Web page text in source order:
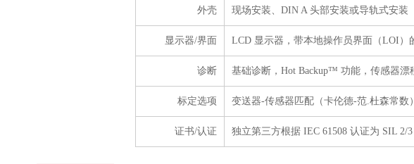
外壳 现场安装、DIN A 头部安装或导轨式安装
显示器/界面 LCD 显示器，带本地操作员界面（LOI）
诊断 基础诊断，Hot Backup™ 功能，传感器
标定选项 变送器-传感器匹配（卡伦德-范.杜森常数
证书/认证 独立第三方根据 IEC 61508 认证为 SIL